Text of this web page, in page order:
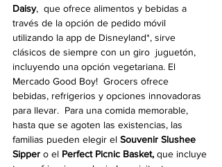
Daisy,  que ofrece alimentos y bebidas a
través de la opción de pedido móvil
utilizando la app de Disneyland*, sirve
clásicos de siempre con un giro  juguetón,
incluyendo una opción vegetariana. El
Mercado Good Boy!  Grocers ofrece
bebidas, refrigerios y opciones innovadoras
para llevar.  Para una comida memorable,
hasta que se agoten las existencias, las
familias pueden elegir el Souvenir Slushee
Sipper o el Perfect Picnic Basket, que incluye